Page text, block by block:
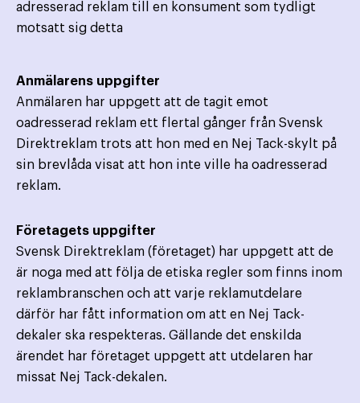
adresserad reklam till en konsument som tydligt
motsatt sig detta
Anmälarens uppgifter
Anmälaren har uppgett att de tagit emot
oadresserad reklam ett flertal gånger från Svensk
Direktreklam trots att hon med en Nej Tack-skylt på
sin brevlåda visat att hon inte ville ha oadresserad
reklam.
Företagets uppgifter
Svensk Direktreklam (företaget) har uppgett att de
är noga med att följa de etiska regler som finns inom
reklambranschen och att varje reklamutdelare
därför har fått information om att en Nej Tack-
dekaler ska respekteras. Gällande det enskilda
ärendet har företaget uppgett att utdelaren har
missat Nej Tack-dekalen.